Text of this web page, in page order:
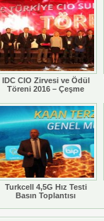
IDC CIO Zirvesi ve Ödül
Töreni 2016 – Çeşme
Turkcell 4,5G Hız Testi
Basın Toplantısı